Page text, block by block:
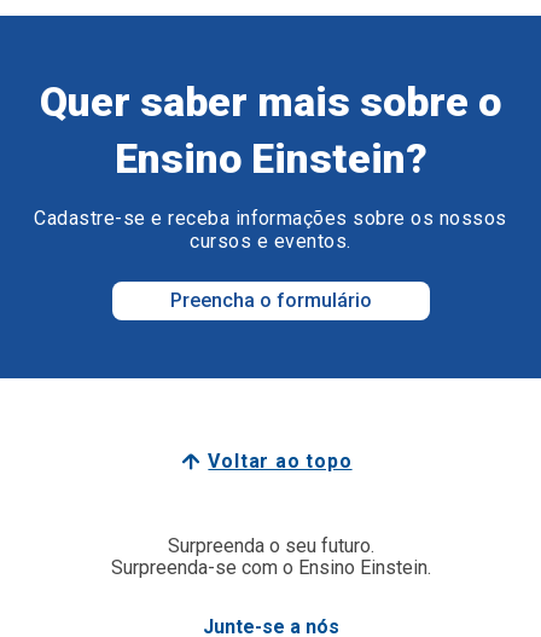
Quer saber mais sobre o
Ensino Einstein?
Cadastre-se e receba informações sobre os nossos
cursos e eventos.
Preencha o formulário
Voltar ao topo
Surpreenda o seu futuro.
Surpreenda-se com o Ensino Einstein.
Junte-se a nós